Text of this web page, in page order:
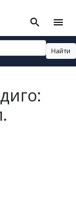
search menu
Найти